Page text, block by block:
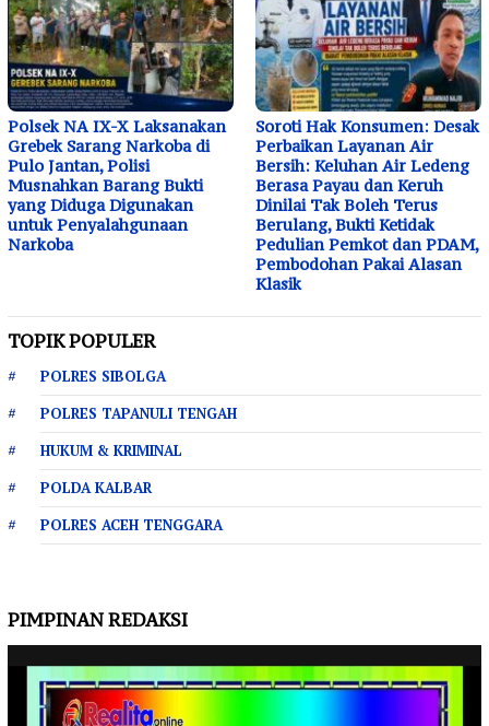
Polsek NA IX-X Laksanakan
Grebek Sarang Narkoba di
Pulo Jantan, Polisi
Musnahkan Barang Bukti
yang Diduga Digunakan
untuk Penyalahgunaan
Narkoba
Soroti Hak Konsumen: Desak
Perbaikan Layanan Air
Bersih: Keluhan Air Ledeng
Berasa Payau dan Keruh
Dinilai Tak Boleh Terus
Berulang, Bukti Ketidak
Pedulian Pemkot dan PDAM,
Pembodohan Pakai Alasan
Klasik
TOPIK POPULER
POLRES SIBOLGA
POLRES TAPANULI TENGAH
HUKUM & KRIMINAL
POLDA KALBAR
POLRES ACEH TENGGARA
PIMPINAN REDAKSI